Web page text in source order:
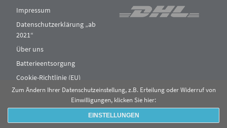
Impressum
Datenschutzerklärung „ab
2021“
Über uns
Batterieentsorgung
Cookie-Richtlinie (EU)
Zum Ändern Ihrer Datenschutzeinstellung, z.B. Erteilung oder Widerruf von
Einwilligungen, klicken Sie hier:
EINSTELLUNGEN